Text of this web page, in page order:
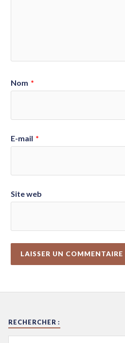
Nom *
E-mail *
Site web
RECHERCHER :